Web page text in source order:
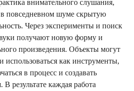
внимательного слушания,
повседневном шуме скрытую
Через эксперименты и поиск
получают новую форму и
произведения. Объекты могут
использоваться как инструменты,
в процесс и создавать
результате каждая работа